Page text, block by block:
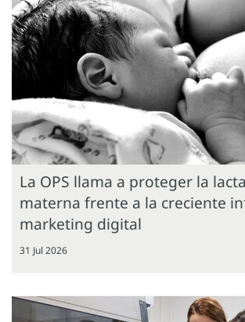
La OPS llama a proteger la
materna frente a la creciente
marketing digital
31 Jul 2026